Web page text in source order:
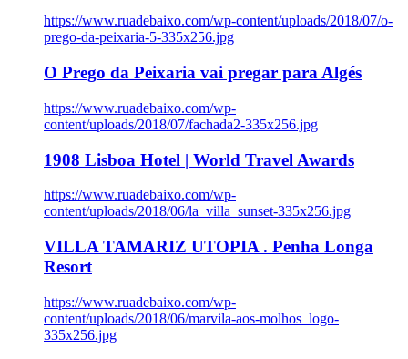
https://www.ruadebaixo.com/wp-content/uploads/2018/07/o-
prego-da-peixaria-5-335x256.jpg
O Prego da Peixaria vai pregar para Algés
https://www.ruadebaixo.com/wp-
content/uploads/2018/07/fachada2-335x256.jpg
1908 Lisboa Hotel | World Travel Awards
https://www.ruadebaixo.com/wp-
content/uploads/2018/06/la_villa_sunset-335x256.jpg
VILLA TAMARIZ UTOPIA . Penha Longa
Resort
https://www.ruadebaixo.com/wp-
content/uploads/2018/06/marvila-aos-molhos_logo-
335x256.jpg